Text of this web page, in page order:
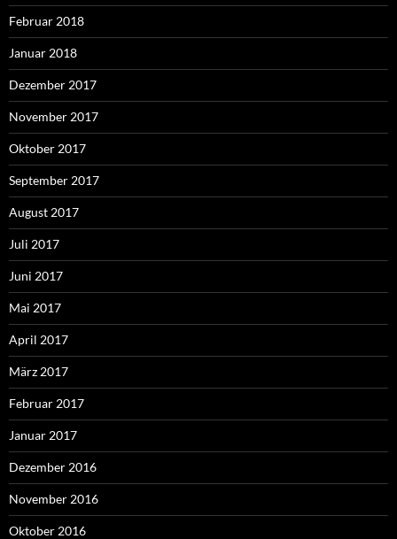
Februar 2018
Januar 2018
Dezember 2017
November 2017
Oktober 2017
September 2017
August 2017
Juli 2017
Juni 2017
Mai 2017
April 2017
März 2017
Februar 2017
Januar 2017
Dezember 2016
November 2016
Oktober 2016